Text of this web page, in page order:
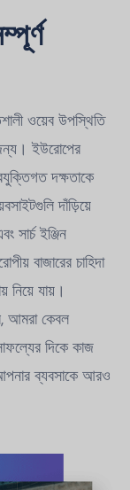
ওয়েব উপস্থিতি
ইউরোপের
দক্ষতাকে
দাঁড়িয়ে
সার্চ ইঞ্জিন
বাজারের চাহিদা
নিয়ে যায়।
আমরা কেবল
দিকে কাজ
ব্যবসাকে আরও